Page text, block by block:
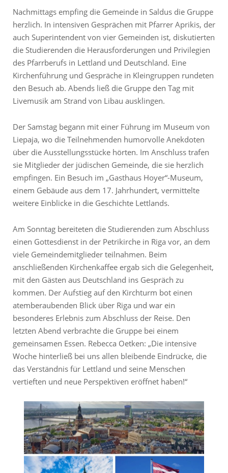
Nachmittags empfing die Gemeinde in Saldus die Gruppe
herzlich. In intensiven Gesprächen mit Pfarrer Aprikis, der
auch Superintendent von vier Gemeinden ist, diskutierten
die Studierenden die Herausforderungen und Privilegien
des Pfarrberufs in Lettland und Deutschland. Eine
Kirchenführung und Gespräche in Kleingruppen rundeten
den Besuch ab. Abends ließ die Gruppe den Tag mit
Livemusik am Strand von Libau ausklingen.
Der Samstag begann mit einer Führung im Museum von
Liepaja, wo die Teilnehmenden humorvolle Anekdoten
über die Ausstellungsstücke hörten. Im Anschluss trafen
sie Mitglieder der jüdischen Gemeinde, die sie herzlich
empfingen. Ein Besuch im „Gasthaus Hoyer“-Museum,
einem Gebäude aus dem 17. Jahrhundert, vermittelte
weitere Einblicke in die Geschichte Lettlands.
Am Sonntag bereiteten die Studierenden zum Abschluss
einen Gottesdienst in der Petrikirche in Riga vor, an dem
viele Gemeindemitglieder teilnahmen. Beim
anschließenden Kirchenkaffee ergab sich die Gelegenheit,
mit den Gästen aus Deutschland ins Gespräch zu
kommen. Der Aufstieg auf den Kirchturm bot einen
atemberaubenden Blick über Riga und war ein
besonderes Erlebnis zum Abschluss der Reise. Den
letzten Abend verbrachte die Gruppe bei einem
gemeinsamen Essen. Rebecca Oetken: „Die intensive
Woche hinterließ bei uns allen bleibende Eindrücke, die
das Verständnis für Lettland und seine Menschen
vertieften und neue Perspektiven eröffnet haben!“